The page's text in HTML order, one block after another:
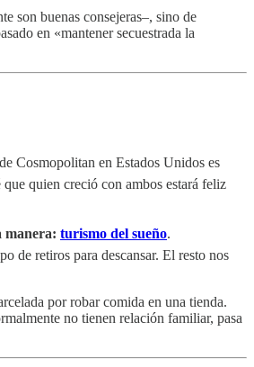
son buenas consejeras–, sino de
en «mantener secuestrada la
Cosmopolitan en Estados Unidos es
que quien creció con ambos estará feliz
manera: turismo del sueño.
de retiros para descansar. El resto nos
por robar comida en una tienda.
no tienen relación familiar, pasa